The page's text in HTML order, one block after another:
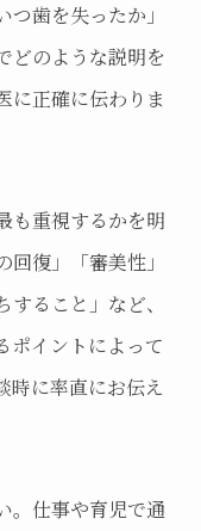
歯を失ったか」
どのような説明を
に正確に伝わりま
も重視するかを明
復」「審美性」
すること」など、
ポイントによって
時に率直にお伝え
。仕事や育児で通